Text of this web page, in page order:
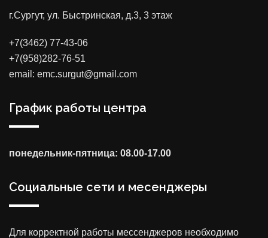
г.Сургут, ул. Быстринская, д.3, 3 этаж
+7(3462) 77-43-06
+7(958)282-76-51
email: emc.surgut@gmail.com
График работы центра
понедельник-пятница: 08.00-17.00
Социальные сети и месенджеры
Для корректной работы мессенджеров необходимо